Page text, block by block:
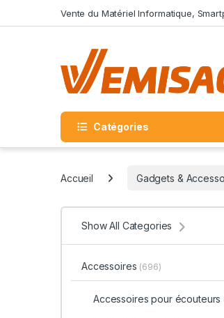
Vente du Matériel Informatique,
Catégories
Accueil Gadgets &
Show All Categories
Accessoires (696)
Accessoires pour écouteurs